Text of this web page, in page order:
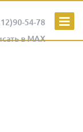
54-78
в MAX